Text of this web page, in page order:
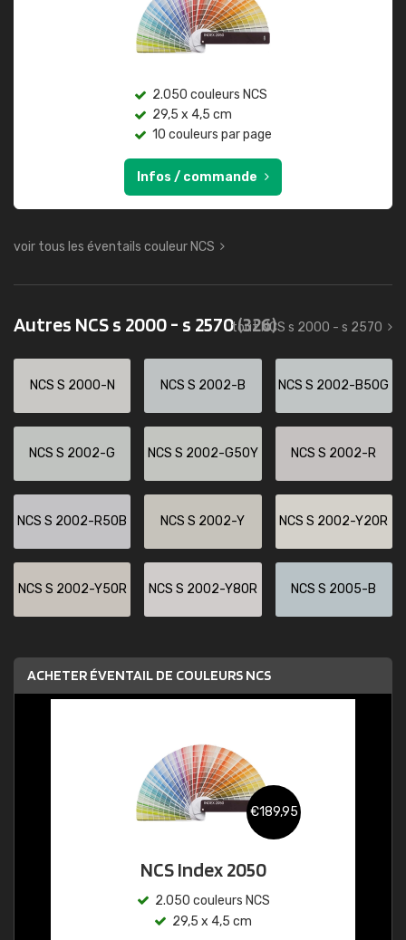
2.050 couleurs NCS
29,5 x 4,5 cm
10 couleurs par page
Infos / commande
voir tous les éventails couleur NCS
Autres NCS s 2000 - s 2570(326)
tout NCS s 2000 - s 2570
NCS S 2000-N NCS S 2002-B NCS S 2002-B50G
NCS S 2002-G NCS S 2002-G50Y NCS S 2002-R
NCS S 2002-R50B NCS S 2002-Y NCS S 2002-Y20R
NCS S 2002-Y50R NCS S 2002-Y80R NCS S 2005-B
ACHETER ÉVENTAIL DE COULEURS NCS
€189,95
NCS Index 2050
2.050 couleurs NCS
29,5 x 4,5 cm